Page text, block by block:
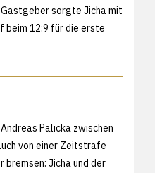
sorgte Jicha mit
beim 12:9 für die erste
Palicka zwischen
von einer Zeitstrafe
bremsen: Jicha und der